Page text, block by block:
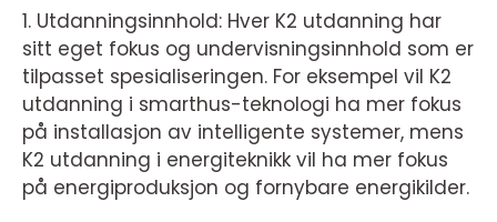
1. Utdanningsinnhold: Hver K2 utdanning har
sitt eget fokus og undervisningsinnhold som er
tilpasset spesialiseringen. For eksempel vil K2
utdanning i smarthus-teknologi ha mer fokus
på installasjon av intelligente systemer, mens
K2 utdanning i energiteknikk vil ha mer fokus
på energiproduksjon og fornybare energikilder.